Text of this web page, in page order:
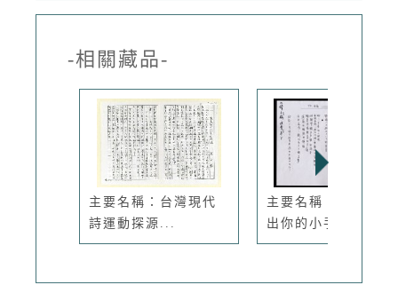
-相關藏品-
主要名稱：台灣現代
詩運動探源...
主要名稱：映堤，露
出你的小手